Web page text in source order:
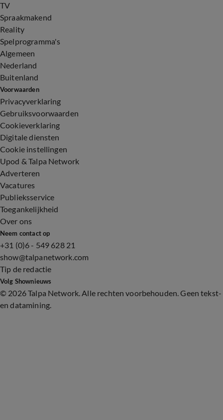
TV
Spraakmakend
Reality
Spelprogramma's
Algemeen
Nederland
Buitenland
Voorwaarden
Privacyverklaring
Gebruiksvoorwaarden
Cookieverklaring
Digitale diensten
Cookie instellingen
Upod & Talpa Network
Adverteren
Vacatures
Publieksservice
Toegankelijkheid
Over ons
Neem contact op
+31 (0)6 - 549 628 21
show@talpanetwork.com
Tip de redactie
Volg Shownieuws
© 2026 Talpa Network. Alle rechten voorbehouden. Geen tekst-
en datamining.